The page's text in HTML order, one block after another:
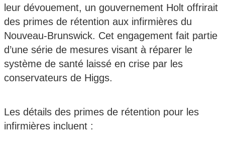
leur dévouement, un gouvernement Holt offrirait
des primes de rétention aux infirmières du
Nouveau-Brunswick. Cet engagement fait partie
d’une série de mesures visant à réparer le
système de santé laissé en crise par les
conservateurs de Higgs.
Les détails des primes de rétention pour les
infirmières incluent :